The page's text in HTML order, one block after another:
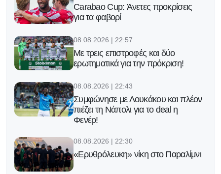
Carabao Cup: Άνετες προκρίσεις
για τα φαβορί
08.08.2026 | 22:57
Με τρεις επιστροφές και δύο
ερωτηματικά για την πρόκριση!
08.08.2026 | 22:43
Συμφώνησε με Λουκάκου και πλέον
πιέζει τη Νάπολι για το deal η
Φενέρ!
08.08.2026 | 22:30
«Ερυθρόλευκη» νίκη στο Παραλίμνι